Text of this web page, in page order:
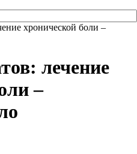
хронической боли –
лечение
–